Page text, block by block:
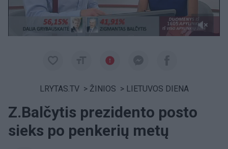
LRYTAS.TV > ŽINIOS > LIETUVOS DIENA
Z.Balčytis prezidento posto
sieks po penkerių metų